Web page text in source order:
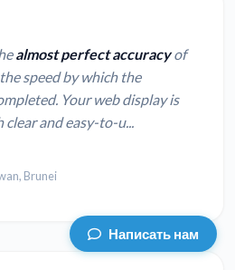
almost perfect accuracyof
speed by which the
Your web display is
and easy-to-u...
Brunei
Написать нам